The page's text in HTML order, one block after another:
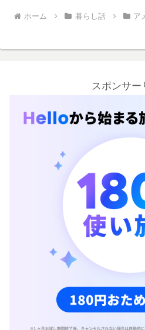
ホーム 暮らし話 ア
スポンサー